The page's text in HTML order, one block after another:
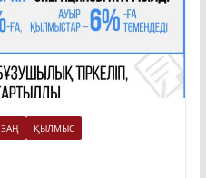
ЗАҢ ҚЫЛМЫС